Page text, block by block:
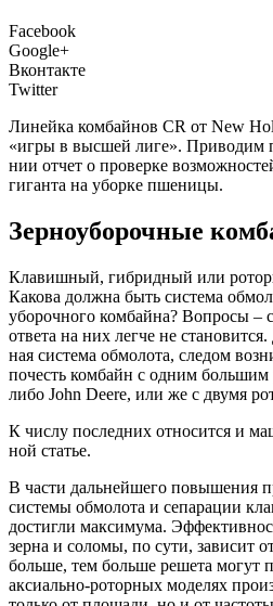
Facebook
Google+
Вконтакте
Twitter
Линей­ка ком­бай­нов CR от New
«игры в выс­шей лиге». При­во­дим
нии отчет о про­вер­ке
гиган­та на убор­ке пшеницы.
Зерноуборочные
Клавиш­ный, гибрид­ный или
Како­ва долж­на быть систе­ма
убо­роч­но­го ком­бай­на? Вопро­сы –
отве­та на них лег­че не
ная систе­ма обмо­ло­та, сле­дом
по­честь ком­байн с одним боль­шим
либо John Deere, или же с дву­мя
К чис­лу послед­них отно­сит­ся и
ной статье.
В части даль­ней­ше­го повы­ше­ния
систе­мы обмо­ло­та и сепа­ра­ции
достиг­ли мак­си­му­ма.
зер­на и соло­мы, по сути, зави­сит
боль­ше, тем боль­ше реше­та могут
акси­аль­но-ротор­ных моде­лях